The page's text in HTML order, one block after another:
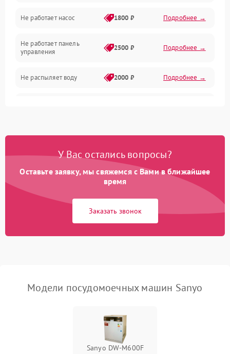
Вода
Гигиена
Программное обеспечение
Не работает насос 1800 ₽ Подробнее →
Не работает панель
управления
2500 ₽ Подробнее →
Не распыляет воду 2000 ₽ Подробнее →
Проблемы с набором
Не работает сушилка 2100 ₽ Подробнее →
Сбои в работе таймера 1700 ₽
У Вас остались вопросы?
Оставьте заявку, мы свяжемся с Вами в ближайшее
время
Заказать звонок
Модели посудомоечных машин Sanyo
Sanyo DW-M600F